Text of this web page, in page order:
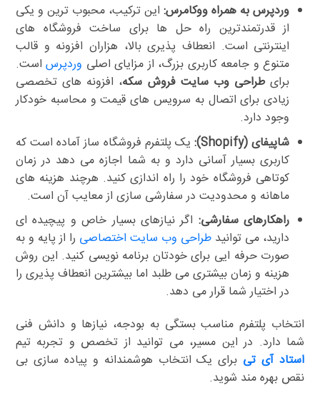
وردپرس به همراه ووکامرس:این ترکیب، محبوب ترین و یکی
از قدرتمندترین راه حل ها برای ساخت فروشگاه های
اینترنتی است. انعطاف پذیری بالا، هزاران افزونه و قالب
متنوع و جامعه کاربری بزرگ، از مزایای اصلی وردپرساست.
برایطراحی وب سایت فروش سکه، افزونه های تخصصی
زیادی برای اتصال به سرویس های قیمت و محاسبه خودکار
وجود دارد.
شاپیفای (Shopify):
یک پلتفرم فروشگاه ساز آماده است که
کاربری بسیار آسانی دارد و به شما اجازه می دهد در زمان
کوتاهی فروشگاه خود را راه اندازی کنید. هرچند هزینه های
ماهانه و محدودیت در سفارشی سازی از معایب آن است.
راهکارهای سفارشی: اگر نیازهای بسیار خاص و پیچیده ای
دارید، می توانید طراحی وب سایت اختصاصی را از پایه و به
صورت حرفه ایی برای خودتان برنامه نویسی کنید. این روش
هزینه و زمان بیشتری می طلبد اما بیشترین انعطاف پذیری را
در اختیار شما قرار می دهد.
انتخاب پلتفرم مناسب بستگی به بودجه، نیازها و دانش فنی
شما دارد. در این مسیر، می توانید از تخصص و تجربه تیم
استاد آی تی برای یک انتخاب هوشمندانه و پیاده سازی بی
نقص بهره مند شوید.